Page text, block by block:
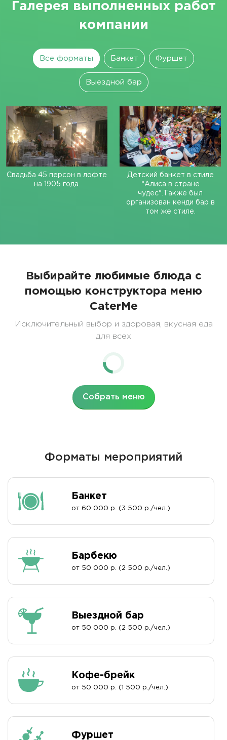
Галерея выполненных работ
компании
Все форматы Банкет Фуршет
Выездной бар
Свадьба 45 персон в лофте
на 1905 года.
Детский банкет в стиле
*Алиса в стране
чудес*.Также был
организован кенди бар в
том же стиле.
Выбирайте любимые блюда с
помощью конструктора меню
CaterMe
Исключительный выбор и здоровая, вкусная еда
для всех
Собрать меню
Форматы мероприятий
Банкет
от 60 000 р. (3 500 р./чел.)
Барбекю
от 50 000 р. (2 500 р./чел.)
Выездной бар
от 50 000 р. (2 500 р./чел.)
Кофе-брейк
от 50 000 р. (1 500 р./чел.)
Фуршет